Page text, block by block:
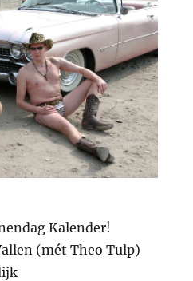
Kalender!
(mét Theo Tulp)